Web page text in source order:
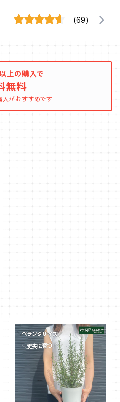
(69)
上の購入で
無料
入がおすすめです